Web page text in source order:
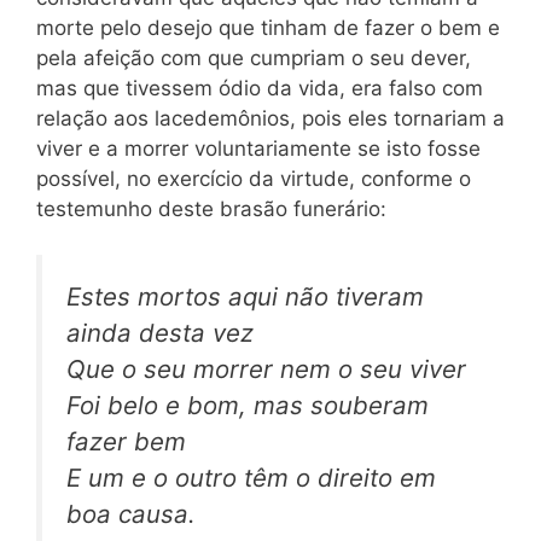
morte pelo desejo que tinham de fazer o bem e
pela afeição com que cumpriam o seu dever,
mas que tivessem ódio da vida, era falso com
relação aos lacedemônios, pois eles tornariam a
viver e a morrer voluntariamente se isto fosse
possível, no exercício da virtude, conforme o
testemunho deste brasão funerário:
Estes mortos aqui não tiveram
ainda desta vez
Que o seu morrer nem o seu viver
Foi belo e bom, mas souberam
fazer bem
E um e o outro têm o direito em
boa causa.